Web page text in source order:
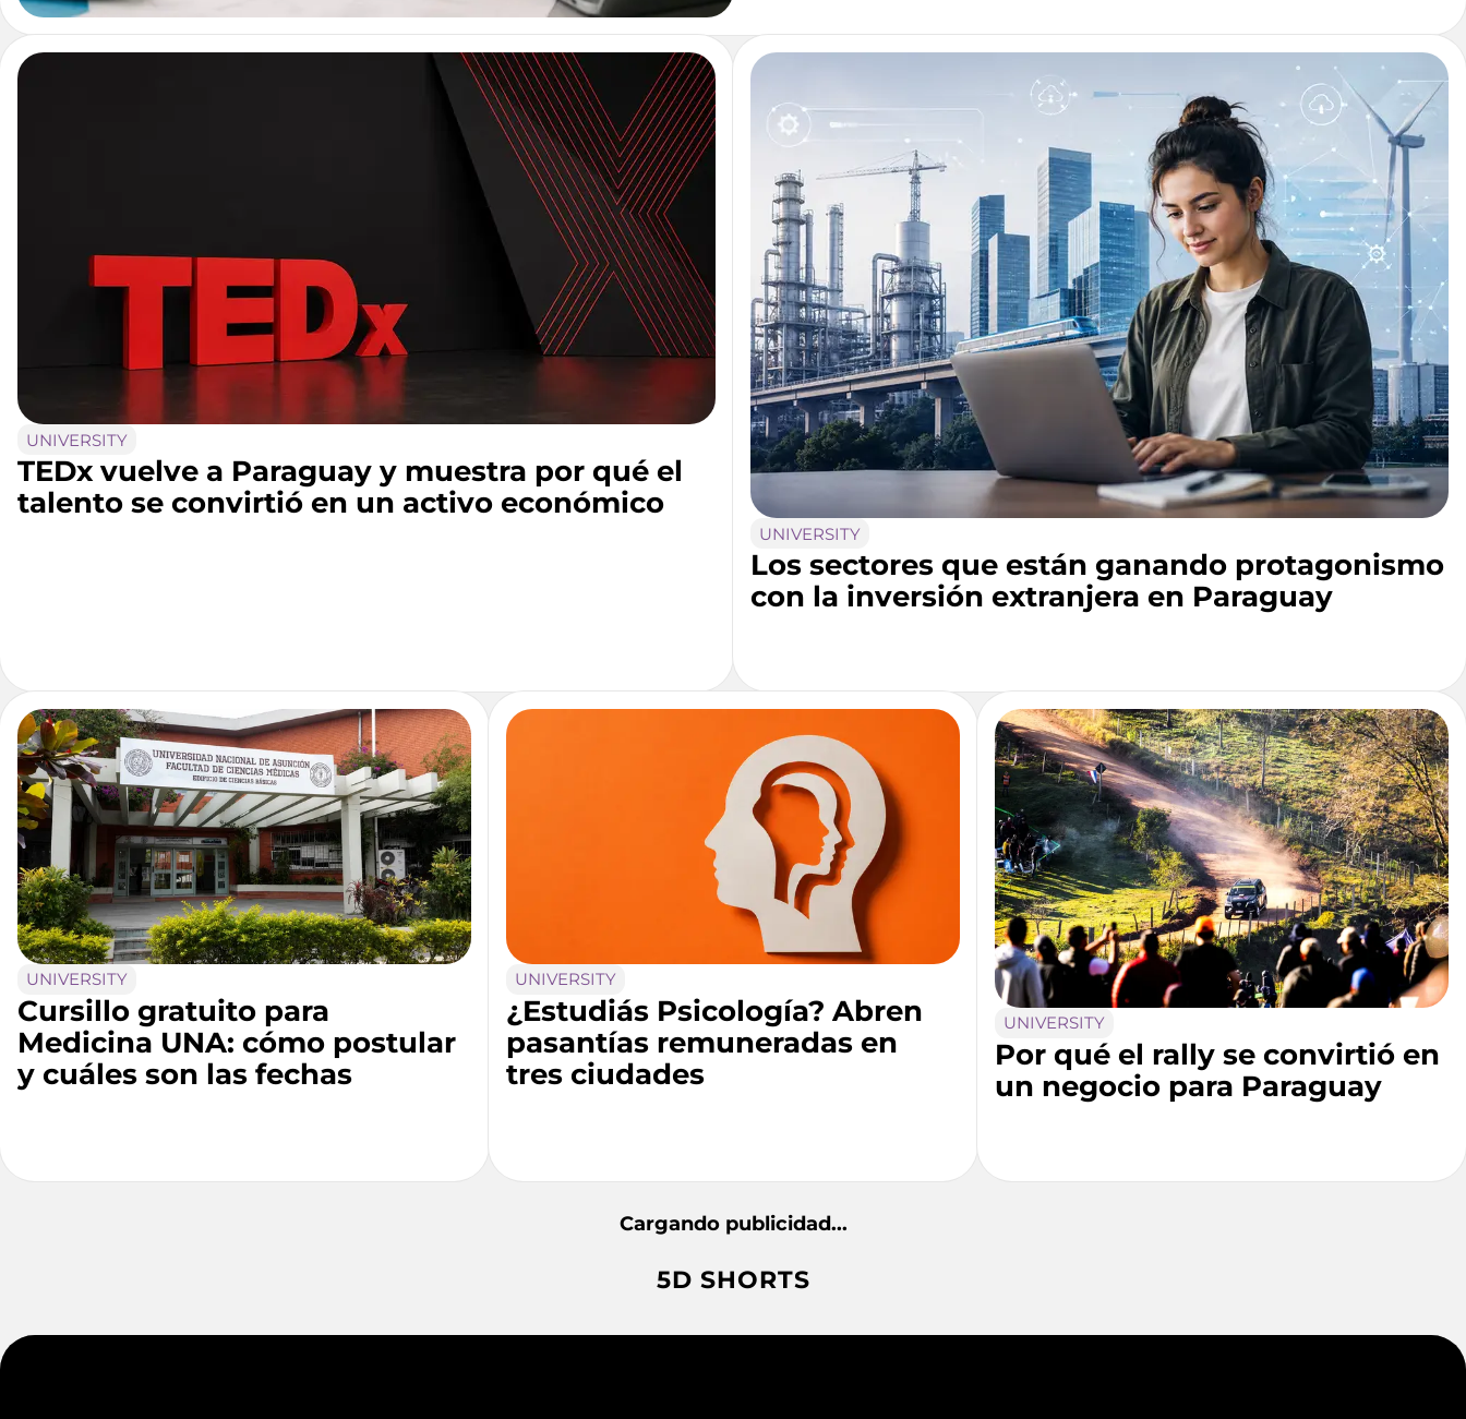
UNIVERSITY
TEDx vuelve a Paraguay y muestra por qué el
talento se convirtió en un activo económico
UNIVERSITY
Los sectores que están ganando protagonismo
con la inversión extranjera en Paraguay
UNIVERSITY
Cursillo gratuito para
Medicina UNA: cómo postular
y cuáles son las fechas
UNIVERSITY
¿Estudiás Psicología? Abren
pasantías remuneradas en
tres ciudades
UNIVERSITY
Por qué el rally se convirtió en
un negocio para Paraguay
Cargando publicidad...
5D SHORTS